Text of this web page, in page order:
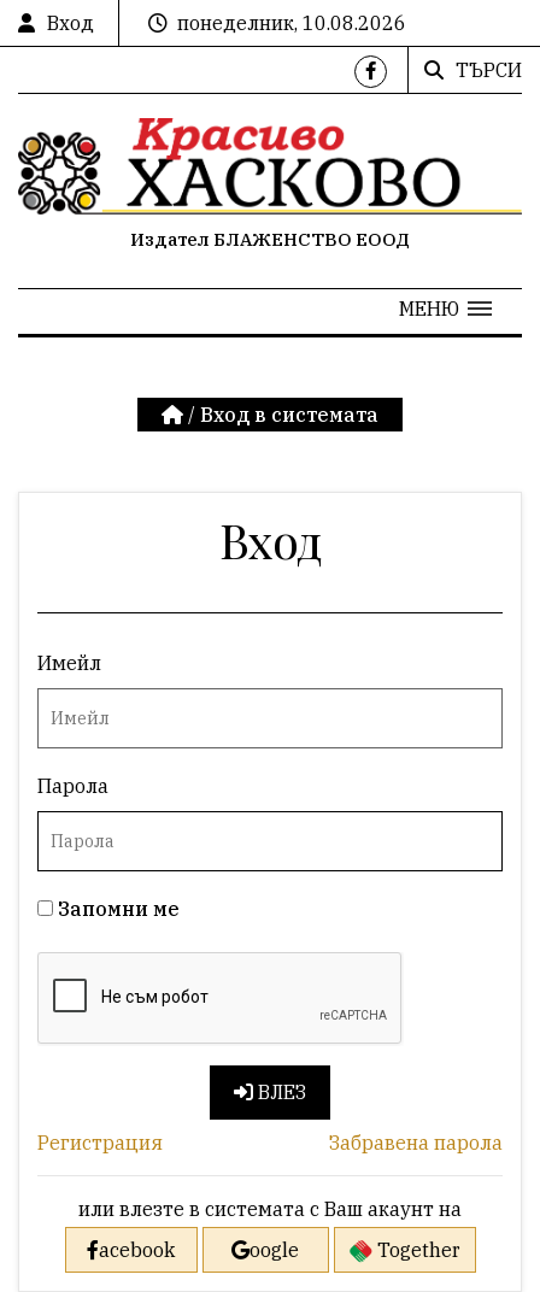
Вход
понеделник, 10.08.2026
ТЪРСИ
Издател БЛАЖЕНСТВО ЕООД
МЕНЮ
/ Вход в системата
Вход
Имейл
Парола
Запомни ме
ВЛЕЗ
Регистрация Забравена парола
или влезте в системата с Ваш акаунт на
acebook
oogle Together